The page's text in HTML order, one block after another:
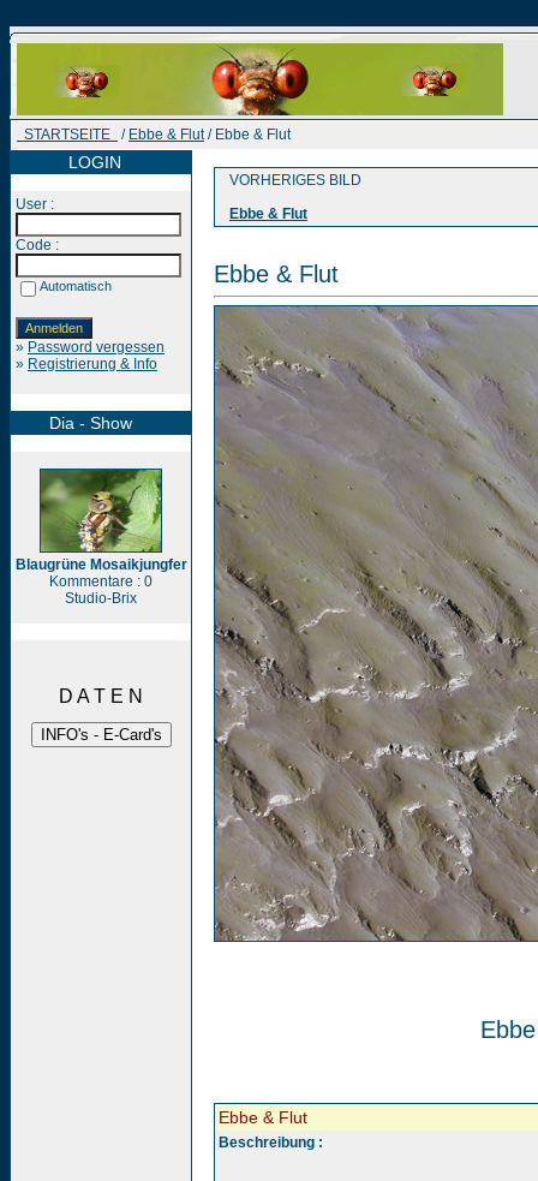
STARTSEITE / Ebbe & Flut/ Ebbe & Flut
LOGIN
User :
Code :
Automatisch
» Password vergessen
» Registrierung & Info
Dia - Show
Blaugrüne Mosaikjungfer
Kommentare : 0
Studio-Brix
D A T E N
VORHERIGES BILD
Ebbe & Flut
Ebbe & Flut
Ebbe & Flut
Beschreibung :